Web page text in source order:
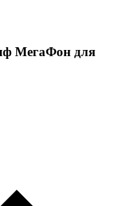
МегаФон для